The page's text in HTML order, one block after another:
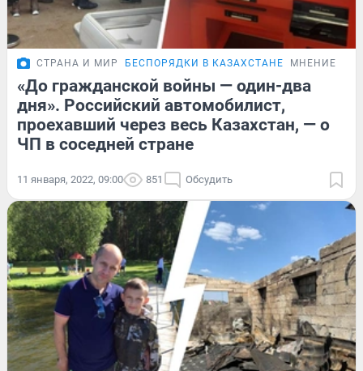
СТРАНА И МИР БЕСПОРЯДКИ В КАЗАХСТАНЕ МНЕНИЕ
«До гражданской войны — один-два
дня». Российский автомобилист,
проехавший через весь Казахстан, — о
ЧП в соседней стране
11 января, 2022, 09:00 851 Обсудить